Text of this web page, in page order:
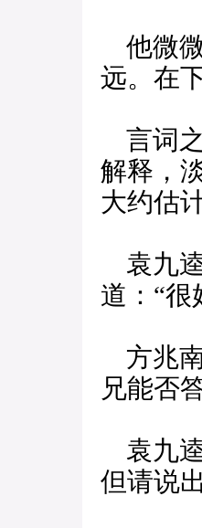
他微
远。在
言词
解释，
大约估
袁九
道：“
方兆
兄能否
袁九
但请说